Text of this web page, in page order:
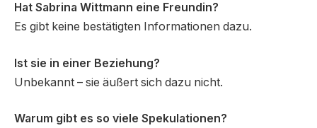
Hat Sabrina Wittmann eine Freundin?
Es gibt keine bestätigten Informationen dazu.
Ist sie in einer Beziehung?
Unbekannt – sie äußert sich dazu nicht.
Warum gibt es so viele Spekulationen?